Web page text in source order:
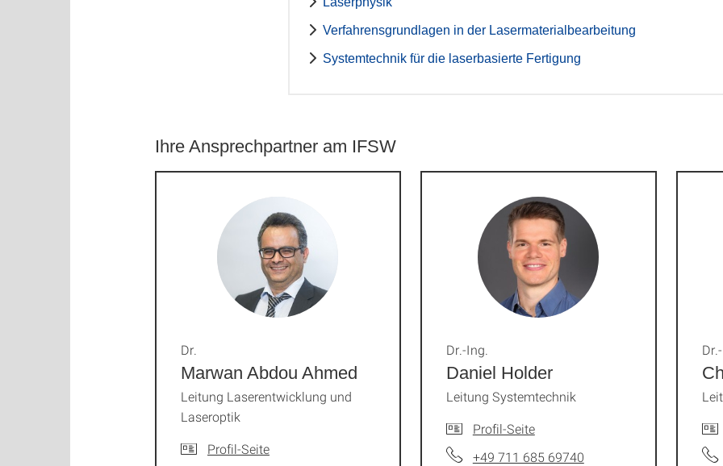
Verfahrensgrundlagen in der Lasermaterialbearbeitung
Systemtechnik für die laserbasierte Fertigung
Ihre Ansprechpartner am IFSW
Marwan Abdou Ahmed
Dr.
Leitung Laserentwicklung und
Laseroptik
Profil-Seite
Daniel Holder
Dr.-Ing.
Leitung Systemtechnik
Profil-Seite
+49 711 685 69740